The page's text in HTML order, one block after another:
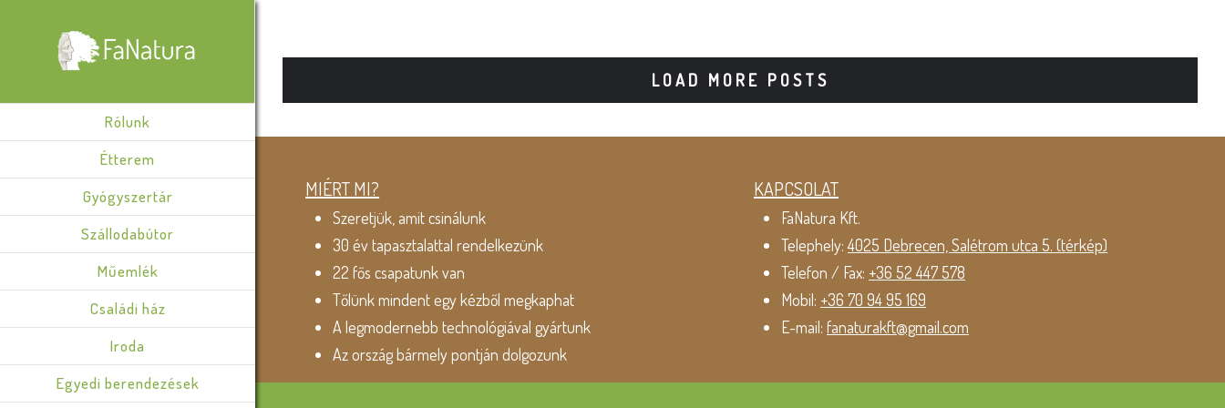
Rólunk
Étterem
Gyógyszertár
Szállodabútor
Műemlék
Családi ház
Iroda
Egyedi berendezések
LOAD MORE POSTS
MIÉRT MI?
Szeretjük, amit csinálunk
30 év tapasztalattal rendelkezünk
22 fős csapatunk van
Tőlünk mindent egy kézből megkaphat
A legmodernebb technológiával gyártunk
Az ország bármely pontján dolgozunk
KAPCSOLAT
FaNatura Kft.
Telephely:4025 Debrecen, Salétrom utca 5. (térkép)
Telefon / Fax: +36 52 447 578
Mobil: +36 70 94 95 169
E-mail: fanaturakft@gmail.com